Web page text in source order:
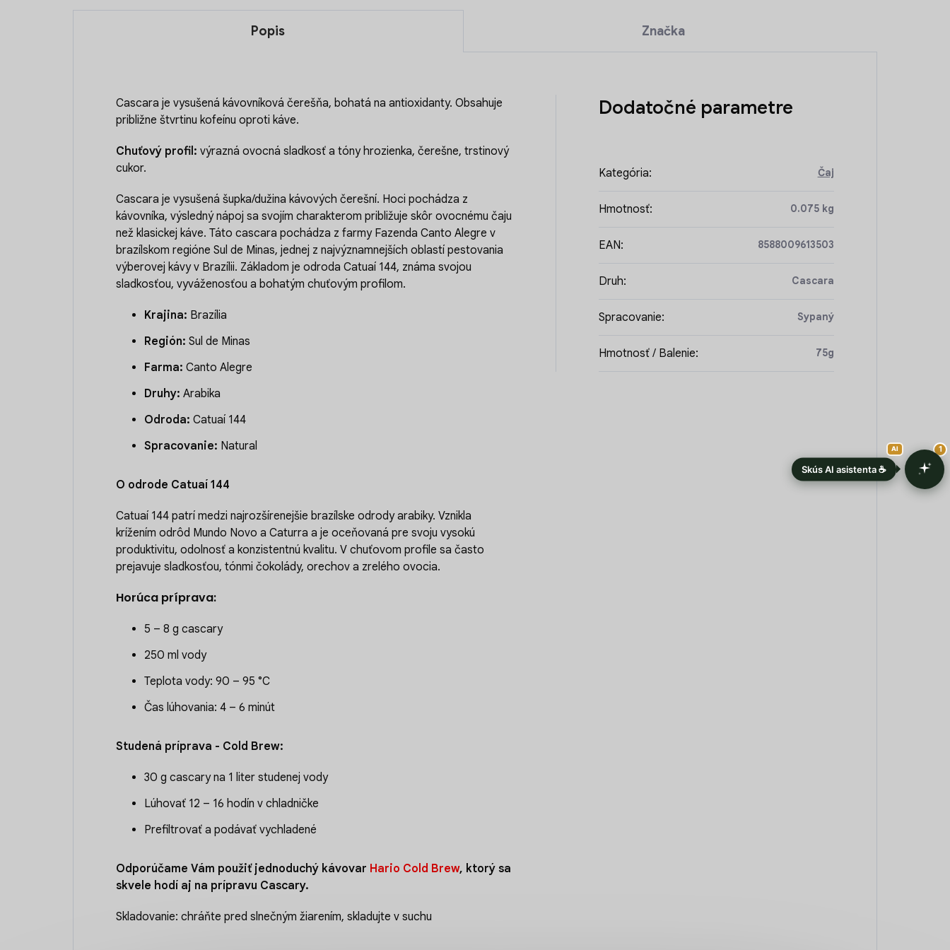
Popis Značka
Cascara je vysušená kávovníková čerešňa, bohatá na antioxidanty. Obsahuje
približne štvrtinu kofeínu oproti káve.
Chuťový profil: výrazná ovocná sladkosť a tóny hrozienka, čerešne, trstinový
cukor.
Cascara je vysušená šupka/dužina kávových čerešní. Hoci pochádza z
kávovníka, výsledný nápoj sa svojím charakterom približuje skôr ovocnému čaju
než klasickej káve. Táto cascara pochádza z farmy Fazenda Canto Alegre v
brazílskom regióne Sul de Minas, jednej z najvýznamnejších oblastí pestovania
výberovej kávy v Brazílii. Základom je odroda Catuaí 144, známa svojou
sladkosťou, vyváženosťou a bohatým chuťovým profilom.
Krajina: Brazília
Región: Sul de Minas
Farma: Canto Alegre
Druhy: Arabika
Odroda: Catuaí 144
Spracovanie: Natural
O odrode Catuaí 144
Catuaí 144 patrí medzi najrozšírenejšie brazílske odrody arabiky. Vznikla
krížením odrôd Mundo Novo a Caturra a je oceňovaná pre svoju vysokú
produktivitu, odolnosť a konzistentnú kvalitu. V chuťovom profile sa často
prejavuje sladkosťou, tónmi čokolády, orechov a zrelého ovocia.
Horúca príprava:
5 – 8 g cascary
250 ml vody
Teplota vody: 90 – 95 °C
Čas lúhovania: 4 – 6 minút
Studená príprava - Cold Brew:
30 g cascary na 1 liter studenej vody
Lúhovať 12 – 16 hodín v chladničke
Prefiltrovať a podávať vychladené
Odporúčame Vám použiť jednoduchý kávovar Hario Cold Brew, ktorý sa
skvele hodí aj na prípravu Cascary.
Skladovanie: chráňte pred slnečným žiarením, skladujte v suchu
Dodatočné parametre
Kategória: Čaj
Hmotnosť: 0.075 kg
EAN: 8588009613503
Druh: Cascara
Spracovanie: Sypaný
Hmotnosť / Balenie: 75g